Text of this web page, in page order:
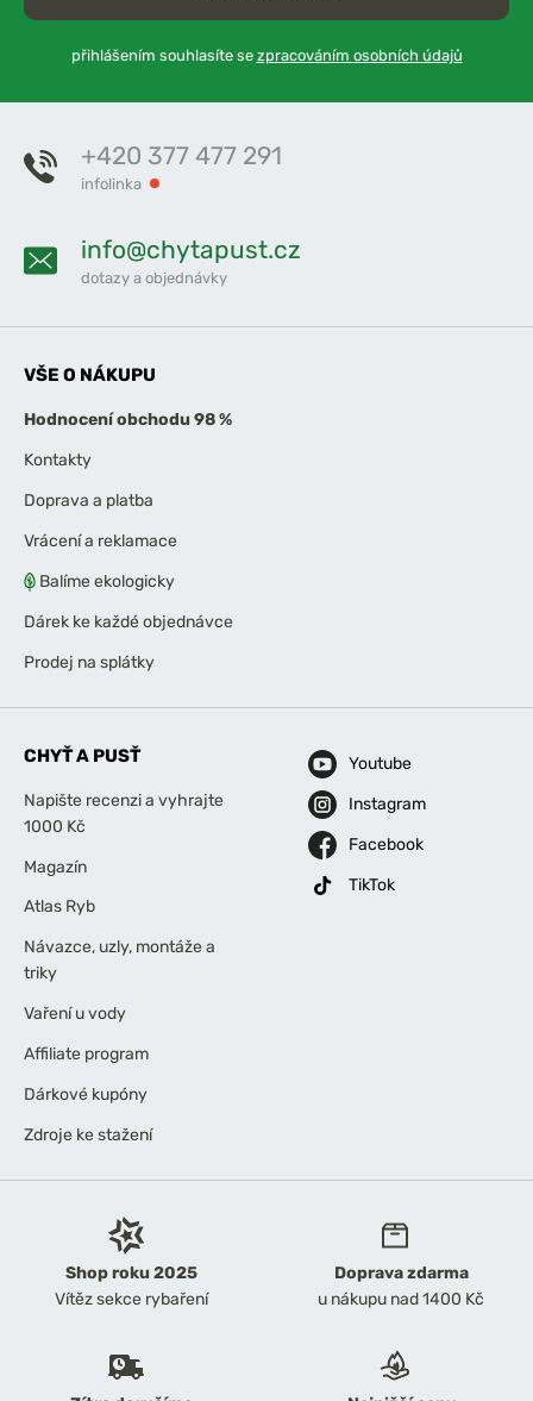
přihlášením souhlasíte se zpracováním osobních údajů
Shop roku 2025
Vítěz sekce rybaření
Doprava zdarma
u nákupu nad 1400 Kč
+420 377 477 291
infolinka
info@chytapust.cz
dotazy a objednávky
VŠE O NÁKUPU
Hodnocení obchodu 98 %
Kontakty
Doprava a platba
Vrácení a reklamace
Balíme ekologicky
Dárek ke každé objednávce
Prodej na splátky
CHYŤ A PUSŤ
Napište recenzi a vyhrajte
1000 Kč
Magazín
Atlas Ryb
Návazce, uzly, montáže a
triky
Vaření u vody
Affiliate program
Dárkové kupóny
Zdroje ke stažení
Youtube
Instagram
Facebook
TikTok